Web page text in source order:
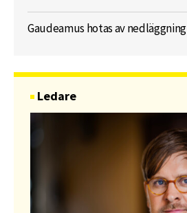
Gaudeamus hotas av nedläggning
Ledare